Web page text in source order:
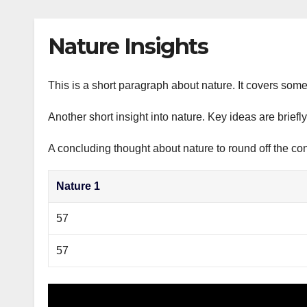
Nature Insights
This is a short paragraph about nature. It covers
Another short insight into nature. Key ideas are
A concluding thought about nature to round off the
Nature 1
57
57